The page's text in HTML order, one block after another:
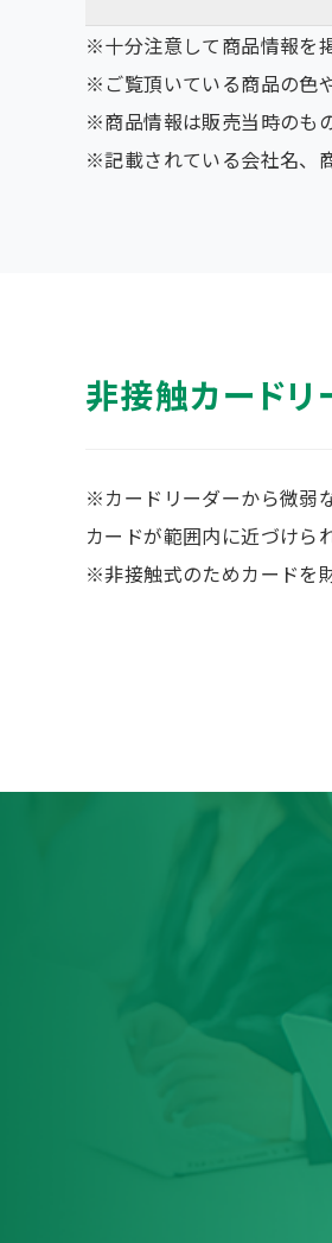
※十分注意して商品情報を
※ご覧頂いている商品の色
※商品情報は販売当時のも
※記載されている会社名、
非接触カード
※カードリーダーから微弱
カードが範囲内に近づけら
※非接触式のためカードを